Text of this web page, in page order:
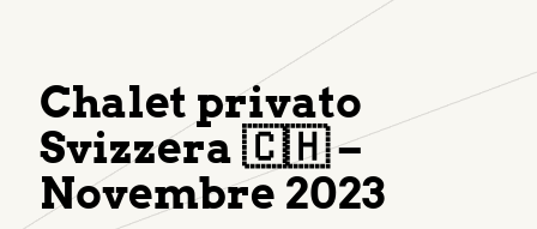
Chalet privato
Svizzera 🇨🇭 –
Novembre 2023